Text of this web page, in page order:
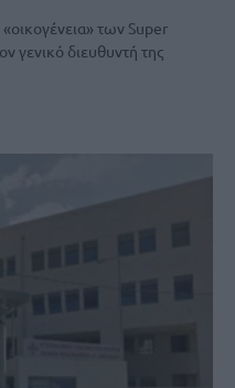
των Super
γενικό διευθυντή της